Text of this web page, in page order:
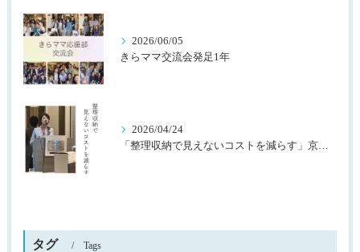
2026/06/05
きらママ交流会発足1年
2026/04/24
「整理収納で見えないコストを減らす」京都桂川ロータリークラブ様主催
タグ Tags